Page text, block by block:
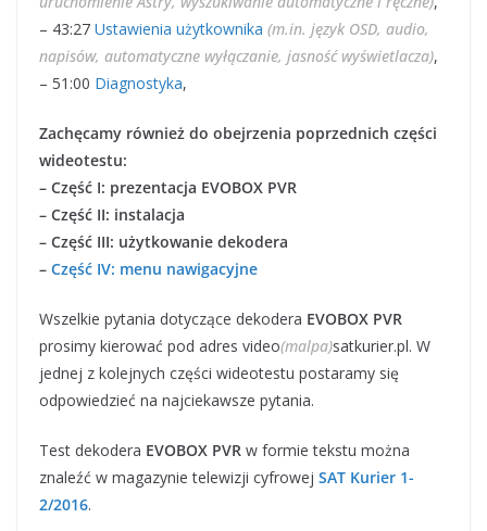
– 43:27 Ustawienia użytkownika (m.in. język OSD, audio,
napisów, automatyczne wyłączanie, jasność wyświetlacza),
– 51:00 Diagnostyka,
Zachęcamy również do obejrzenia poprzednich części
wideotestu:
– Część I: prezentacja EVOBOX PVR
– Część II: instalacja
– Część III: użytkowanie dekodera
– Część IV: menu nawigacyjne
Wszelkie pytania dotyczące dekodera EVOBOX PVR
prosimy kierować pod adres video(malpa)satkurier.pl. W
jednej z kolejnych części wideotestu postaramy się
odpowiedzieć na najciekawsze pytania.
Test dekodera EVOBOX PVR w formie tekstu można
znaleźć w magazynie telewizji cyfrowej SAT Kurier 1-
2/2016.